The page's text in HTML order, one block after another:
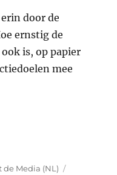
door de
ernstig de
is, op papier
mee
de Media (NL)